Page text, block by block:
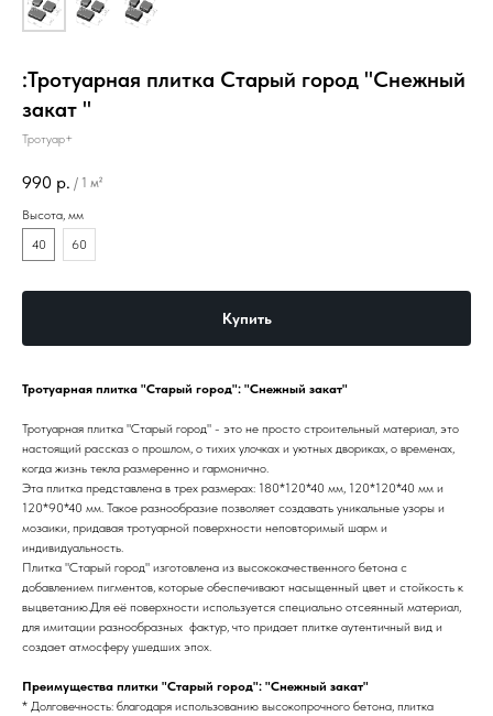
:Тротуарная плитка Старый город "Снежный
закат "
Тротуар+
990 р. / 1 м²
Высота, мм
40
60
Купить
Тротуарная плитка "Старый город": "Снежный закат"
Тротуарная плитка "Старый город" - это не просто строительный материал, это
настоящий рассказ о прошлом, о тихих улочках и уютных двориках, о временах,
когда жизнь текла размеренно и гармонично.
Эта плитка представлена в трех размерах: 180*120*40 мм, 120*120*40 мм и
120*90*40 мм. Такое разнообразие позволяет создавать уникальные узоры и
мозаики, придавая тротуарной поверхности неповторимый шарм и
индивидуальность.
Плитка "Старый город" изготовлена из высококачественного бетона с
добавлением пигментов, которые обеспечивают насыщенный цвет и стойкость к
выцветанию.Для её поверхности используется специально отсеянный материал,
для имитации разнообразных фактур, что придает плитке аутентичный вид и
создает атмосферу ушедших эпох.
Преимущества плитки "Старый город": "Снежный закат"
* Долговечность: благодаря использованию высокопрочного бетона, плитка